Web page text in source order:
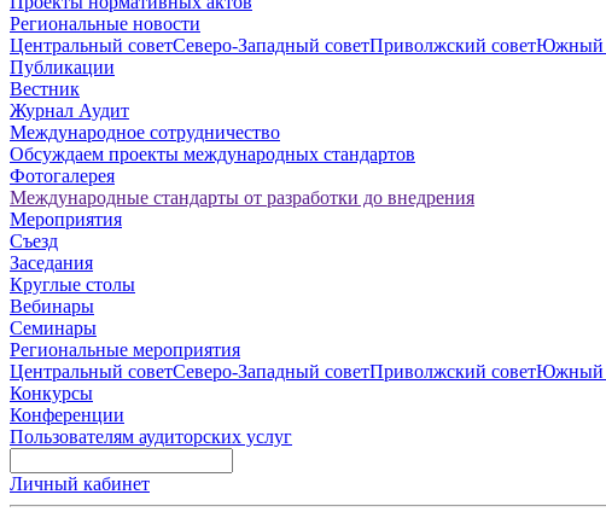
Региональные новости
Центральный советСеверо-Западный советПриволжский советЮжный
Публикации
Вестник
Журнал Аудит
Международное сотрудничество
Обсуждаем проекты международных стандартов
Фотогалерея
Международные стандарты от разработки до внедрения
Мероприятия
Съезд
Заседания
Круглые столы
Вебинары
Семинары
Региональные мероприятия
Центральный советСеверо-Западный советПриволжский советЮжный
Конкурсы
Конференции
Пользователям аудиторских услуг
Личный кабинет